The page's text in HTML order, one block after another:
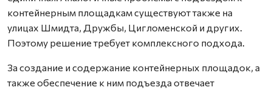
контейнерным площадкам существуют также на
улицах Шмидта, Дружбы, Цигломенской и других.
Поэтому решение требует комплексного подхода.
За создание и содержание контейнерных площадок, а
также обеспечение к ним подъезда отвечает